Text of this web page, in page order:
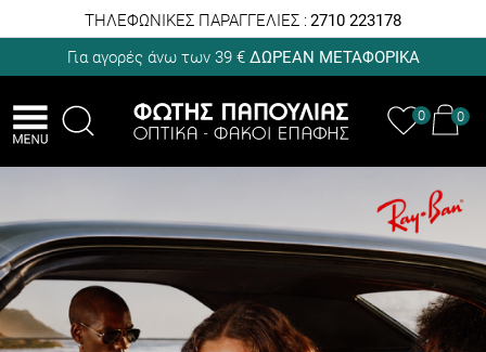
ΤΗΛΕΦΩΝΙΚΕΣ ΠΑΡΑΓΓΕΛΙΕΣ : 2710 223178
Για αγορές άνω των 39 € ΔΩΡΕΑΝ ΜΕΤΑΦΟΡΙΚΑ
0 0